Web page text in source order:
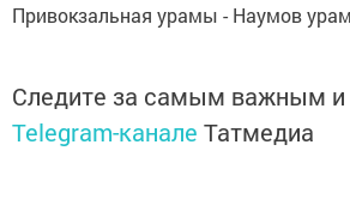
Привокзальная урамы - Наумов
Следите за самым важным
Telegram-канале Татмедиа